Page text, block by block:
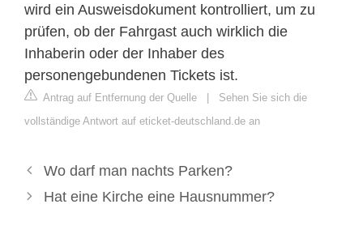
wird ein Ausweisdokument kontrolliert, um zu
prüfen, ob der Fahrgast auch wirklich die
Inhaberin oder der Inhaber des
personengebundenen Tickets ist.
Antrag auf Entfernung der Quelle | Sehen Sie sich die
vollständige Antwort auf eticket-deutschland.de an
Wo darf man nachts Parken?
Hat eine Kirche eine Hausnummer?